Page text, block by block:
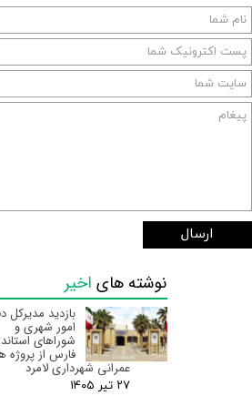
ارسال
نوشته های اخیر
بازدید مدیرکل
امور شهری و
شوراهای
فارس از پروژه
عمرانی شهرداری لامرد
۲۷ تیر ۰۵